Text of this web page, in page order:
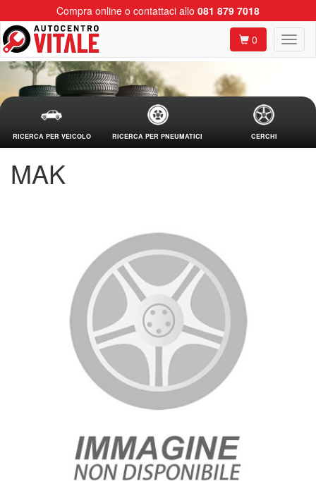
Compra online o contattaci allo 081 879 7018
0
RICERCA PER VEICOLO RICERCA PER PNEUMATICI CERCHI
MAK